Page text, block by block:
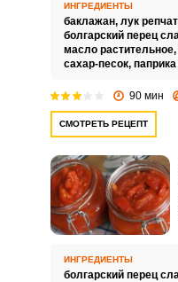
ИНГРЕДИЕНТЫ
баклажан, лук
болгарский перец
масло растительное,
сахар-песок,
90 мин
СМОТРЕТЬ РЕЦЕПТ
ИНГРЕДИЕНТЫ
болгарский перец